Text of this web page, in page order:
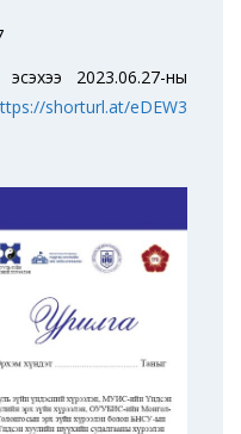
2023.06.27-ны
shorturl.at/eDEW3